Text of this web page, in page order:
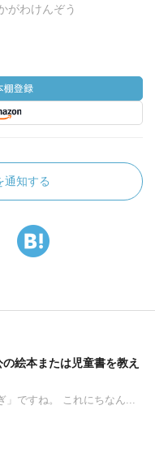
がわけんぞう
通知する
の絵本または児童書を教え
」ですね。 これにちなん...